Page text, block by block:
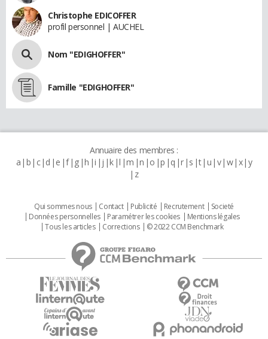
Christophe EDICOFFER
profil personnel | AUCHEL
Nom "EDIGHOFFER"
Famille "EDIGHOFFER"
Annuaire des membres :
a b c d e f g h i j k l m n o p q r s t u v w x y
z
Qui sommes nous Contact Publicité Recrutement
Societé
Données personnelles
Paramétrer les cookies
Mentions légales
Tous les articles
Corrections © 2022 CCM Benchmark